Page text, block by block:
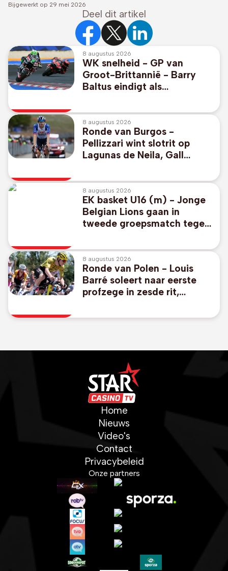
Bijgewerkt op 29 mei 2026
Deel dit artikel
8 augustus 2026
WK snelheid - GP van
Groot-Brittannië - Barry
Baltus eindigt als
bij terugkeer in competitie
8 augustus 2026
Ronde van Burgos -
Pellizzari wint slotrit op
Lagunas de Neila, Gall
8 augustus 2026
EK basket U16 (m) - Jonge
Belgian Lions gaan in
tweede groepsmatch tegen
onderuit
8 augustus 2026
Ronde van Polen - Louis
Barré soleert naar eerste
profzege in zesde rit,
over
Home
Nieuws
Video's
Contact
Privacybeleid
Onze partners